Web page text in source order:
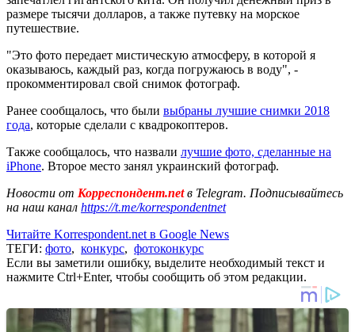
размере тысячи долларов, а также путевку на морское
путешествие.
"Это фото передает мистическую атмосферу, в которой я
оказываюсь, каждый раз, когда погружаюсь в воду", -
прокомментировал свой снимок фотограф.
Ранее сообщалось, что были выбраны лучшие снимки 2018
года, которые сделали с квадрокоптеров.
Также сообщалось, что назвали лучшие фото, сделанные на
iPhone. Второе место занял украинский фотограф.
Новости от Корреспондент.netв Telegram. Подписывайтесь
на наш канал https://t.me/korrespondentnet
Читайте Korrespondent.net в Google News
ТЕГИ: фото, конкурс, фотоконкурс
Если вы заметили ошибку, выделите необходимый текст и
нажмите Ctrl+Enter, чтобы сообщить об этом редакции.